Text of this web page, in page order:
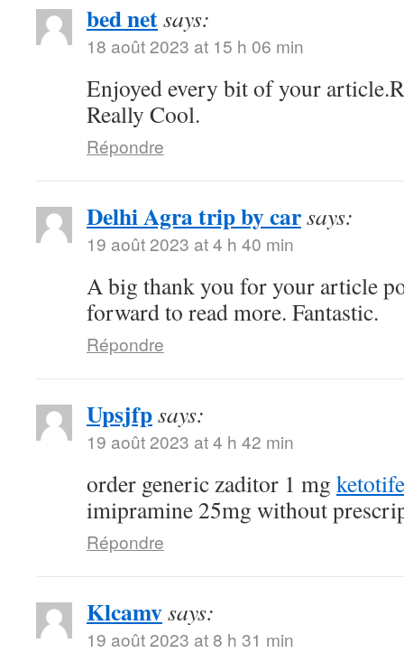
bed netsays:
18 août 2023 at 15 h 06 min
Enjoyed every bit of your
Really Cool.
Répondre
Delhi Agra trip by carsays:
19 août 2023 at 4 h 40 min
A big thank you for your article
forward to read more. Fantastic.
Répondre
Upsjfpsays:
19 août 2023 at 4 h 42 min
order generic zaditor 1 mg
imipramine 25mg without
Répondre
Klcamvsays:
19 août 2023 at 8 h 31 min